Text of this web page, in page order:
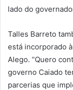
lado do
Talles Barreto
está incorporado
Alego. “Quero
governo Caiado
parcerias que